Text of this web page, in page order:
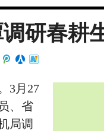
研春耕
3月27
、省
局调